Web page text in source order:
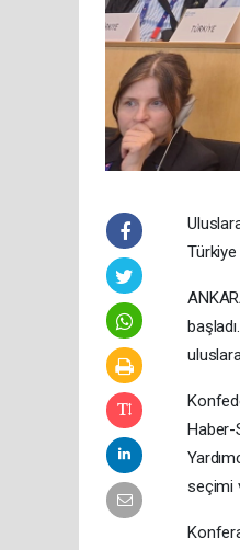
Haber-
seçimi